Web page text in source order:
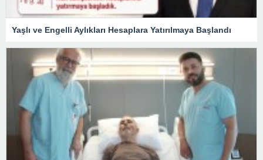
Yaşlı ve Engelli Aylıkları Hesaplara Yatırılmaya Başlandı